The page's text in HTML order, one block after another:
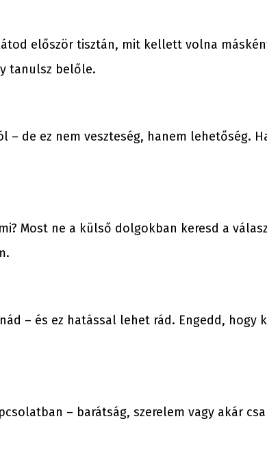
először tisztán, mit kellett volna
tanulsz belőle.
de ez nem veszteség, hanem lehetőség.
Most ne a külső dolgokban keresd a
– és ez hatással lehet rád. Engedd, hogy
– barátság, szerelem vagy akár